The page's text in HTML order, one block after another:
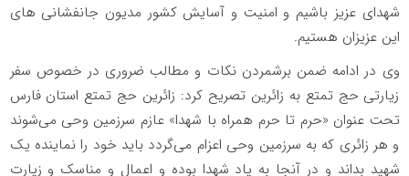
شهدای عزیز باشیم و امنیت و آسایش کشور مدیون جانفشانی های
این عزیزان هستیم.
وی در ادامه ضمن برشمردن نکات و مطالب ضروری در خصوص سفر
زیارتی حج تمتع به زائرین تصریح کرد: زائرین حج تمتع استان فارس
تحت عنوان «حرم تا حرم همراه با شهدا» عازم سرزمین وحی می‌شوند
و هر زائری که به سرزمین وحی اعزام می‌گردد باید خود را نماینده یک
شهید بداند و در آنجا به یاد شهدا بوده و اعمال و مناسک و زیارت